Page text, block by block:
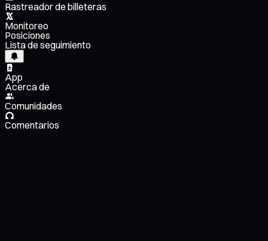
Rastreador de billeteras
Monitoreo
Posiciones
Lista de seguimiento
App
Acerca de
Comunidades
Comentarios